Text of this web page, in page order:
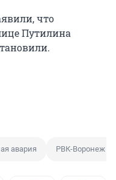
что
Путилина
авария РВК-Воронеж